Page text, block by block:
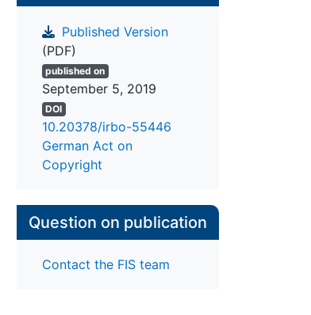
Published Version
(PDF)
published on
September 5, 2019
DOI
10.20378/irbo-55446
German Act on
Copyright
Question on publication
Contact the FIS team